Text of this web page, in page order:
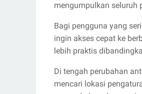
mengumpulkan seluruh
Bagi pengguna yang
ingin akses cepat ke
lebih praktis
Di tengah perubahan
mencari lokasi